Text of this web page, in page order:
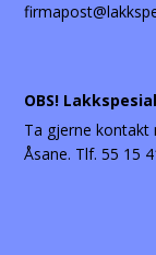
OBS!
Ta gjerne kontakt
Åsane. Tlf. 55 15